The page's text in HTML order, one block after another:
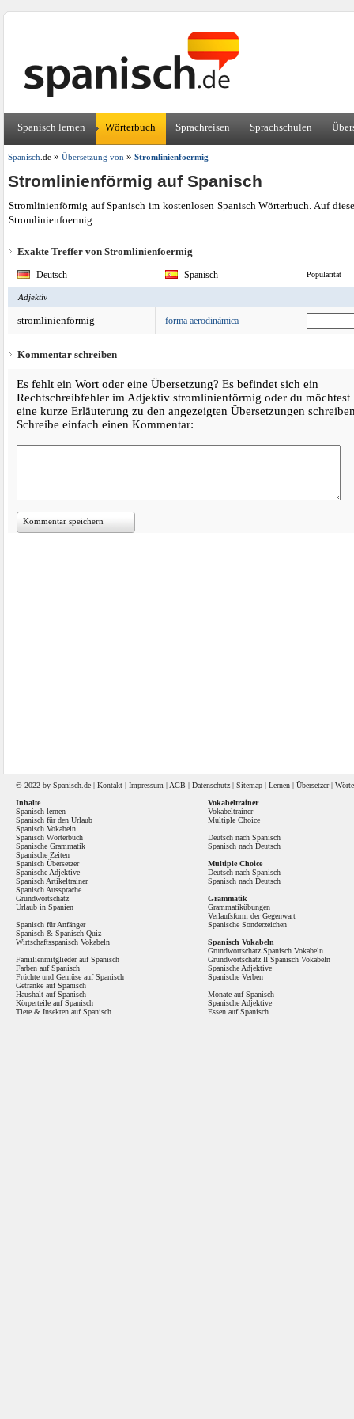
Spanisch lernen Wörterbuch Sprachreisen Sprachschulen
Spanisch .de» Übersetzung von» Stromlinienfoermig
Stromlinienförmig auf Spanisch
Stromlinienförmig auf Spanisch im kostenlosen Spanisch Wörterbuch. Auf
Stromlinienfoermig.
Exakte Treffer von Stromlinienfoermig
Deutsch Spanisch Popularität
Adjektiv
stromlinienförmig forma aerodinámica
Kommentar schreiben
Es fehlt ein Wort oder eine Übersetzung? Es befindet sich ein
Rechtschreibfehler im Adjektiv stromlinienförmig oder du möchtest
eine kurze Erläuterung zu den angezeigten Übersetzungen
Schreibe einfach einen Kommentar:
Kommentar speichern
© 2022 by Spanisch .de | Kontakt | Impressum | AGB | Datenschutz | Sitemap | Lernen | Übersetzer|
Inhalte
Spanisch lernen
Spanisch für den Urlaub
Spanisch Vokabeln
Spanisch Wörterbuch
Spanische Grammatik
Spanische Zeiten
Spanisch Übersetzer
Spanische Adjektive
Spanisch Artikeltrainer
Spanisch Aussprache
Grundwortschatz
Urlaub in Spanien
Spanisch für Anfänger
Spanisch & Spanisch Quiz
Wirtschaftsspanisch Vokabeln
Familienmitglieder auf Spanisch
Farben auf Spanisch
Früchte und Gemüse auf Spanisch
Getränke auf Spanisch
Haushalt auf Spanisch
Körperteile auf Spanisch
Tiere & Insekten auf Spanisch
Vokabeltrainer
Vokabeltrainer
Multiple Choice
Deutsch nach Spanisch
Spanisch nach Deutsch
Multiple Choice
Deutsch nach Spanisch
Spanisch nach Deutsch
Grammatik
Grammatikübungen
Verlaufsform der Gegenwart
Spanische Sonderzeichen
Spanisch Vokabeln
Grundwortschatz Spanisch Vokabeln
Grundwortschatz II Spanisch Vokabeln
Spanische Adjektive
Spanische Verben
Monate auf Spanisch
Spanische Adjektive
Essen auf Spanisch